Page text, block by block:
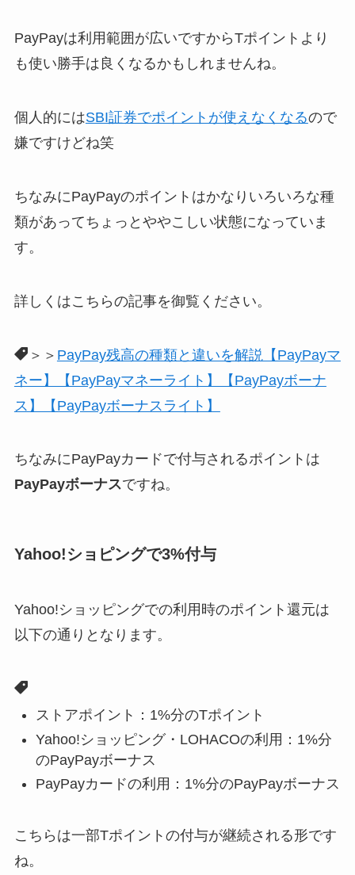
PayPayは利用範囲が広いですからTポイントより
も使い勝手は良くなるかもしれませんね。
個人的にはSBI証券でポイントが使えなくなるので
嫌ですけどね笑
ちなみにPayPayのポイントはかなりいろいろな種
類があってちょっとややこしい状態になっていま
す。
詳しくはこちらの記事を御覧ください。
＞＞ PayPay残高の種類と違いを解説【PayPayマ
ネー】【PayPayマネーライト】【PayPayボーナ
ス】【PayPayボーナスライト】
ちなみにPayPayカードで付与されるポイントは
PayPayボーナスですね。
Yahoo!ショピングで3%付与
Yahoo!ショッピングでの利用時のポイント還元は
以下の通りとなります。
ストアポイント：1%分のTポイント
Yahoo!ショッピング・LOHACOの利用：1%分
のPayPayボーナス
PayPayカードの利用：1%分のPayPayボーナス
こちらは一部Tポイントの付与が継続される形です
ね。